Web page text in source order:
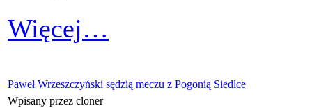
Więcej…
Paweł Wrzeszczyński sędzią meczu z Pogonią Siedlce
Wpisany przez cloner